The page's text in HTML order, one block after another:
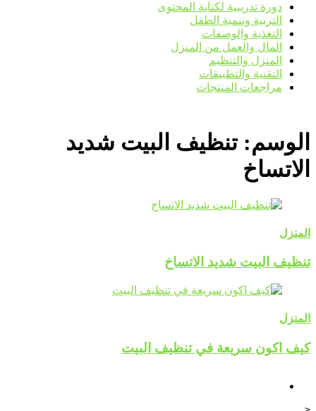
دورة تدريبية لكتابة المحتوى
التربية وتنمية الطفل
التغذية والوصفات
المال والعمل من المنزل
المنزل والتنظيم
التقنية والتطبيقات
مراجعات المنتجات
الوسم:تنظيف البيت شديد
الاتساخ
المنزل
تنظيف البيت شديد الاتساخ
المنزل
كيف اكون سريعة في تنظيف البيت